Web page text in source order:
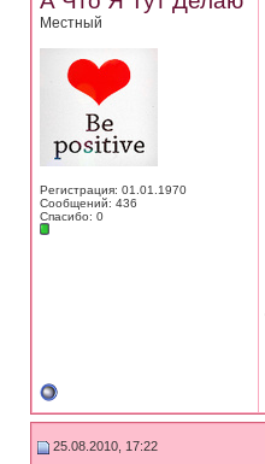
Местный
Регистрация: 01.01.1970
Сообщений: 436
Спасибо: 0
25.08.2010, 17:22